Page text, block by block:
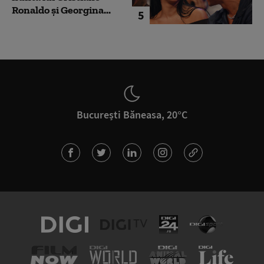
5
Ronaldo şi Georgina...
București Băneasa, 20°C